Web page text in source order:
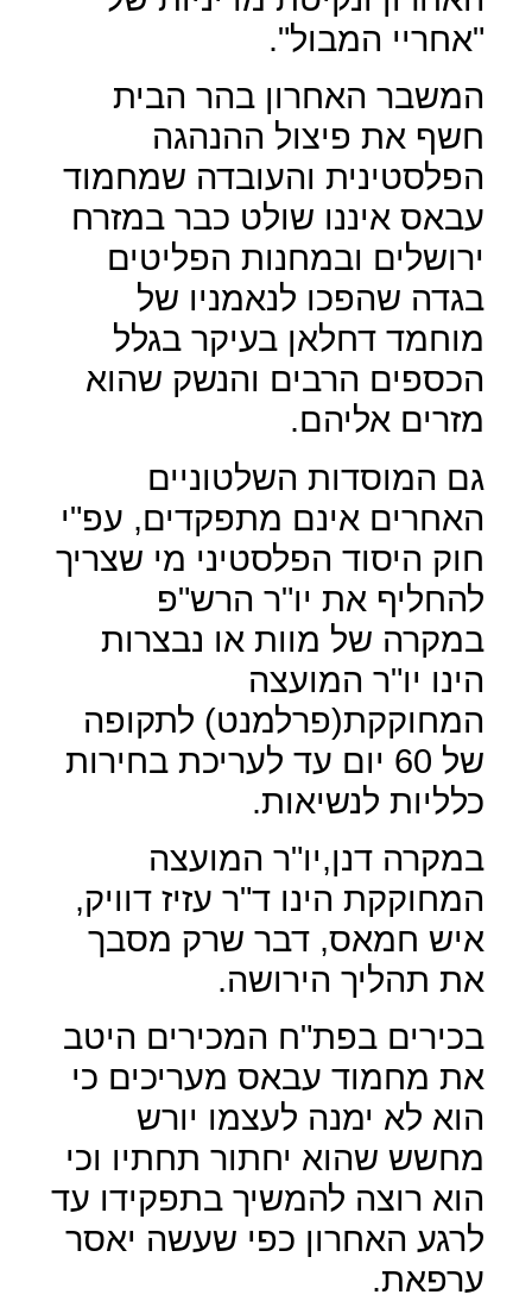
"אחריי המבול".
המשבר האחרון בהר הבית
חשף את פיצול ההנהגה
הפלסטינית והעובדה שמחמוד
עבאס איננו שולט כבר במזרח
ירושלים ובמחנות הפליטים
בגדה שהפכו לנאמניו של
מוחמד דחלאן בעיקר בגלל
הכספים הרבים והנשק שהוא
מזרים אליהם.
גם המוסדות השלטוניים
האחרים אינם מתפקדים, עפ"י
חוק היסוד הפלסטיני מי שצריך
להחליף את יו"ר הרש"פ
במקרה של מוות או נבצרות
הינו יו"ר המועצה
המחוקקת(פרלמנט) לתקופה
של 60 יום עד לעריכת בחירות
כלליות לנשיאות.
במקרה דנן,יו"ר המועצה
המחוקקת הינו ד"ר עזיז דוויק,
איש חמאס, דבר שרק מסבך
את תהליך הירושה.
בכירים בפת"ח המכירים היטב
את מחמוד עבאס מעריכים כי
הוא לא ימנה לעצמו יורש
מחשש שהוא יחתור תחתיו וכי
הוא רוצה להמשיך בתפקידו עד
לרגע האחרון כפי שעשה יאסר
ערפאת.